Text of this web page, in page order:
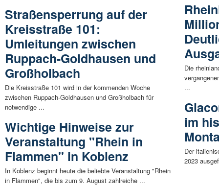
Straßensperrung auf der
Kreisstraße 101:
Umleitungen zwischen
Ruppach-Goldhausen und
Großholbach
Die Kreisstraße 101 wird in der kommenden Woche
zwischen Ruppach-Goldhausen und Großholbach für
notwendige ...
Wichtige Hinweise zur
Veranstaltung "Rhein in
Flammen" in Koblenz
In Koblenz beginnt heute die beliebte Veranstaltung "Rhein
in Flammen", die bis zum 9. August zahlreiche ...
Die
...
im
Der
2023